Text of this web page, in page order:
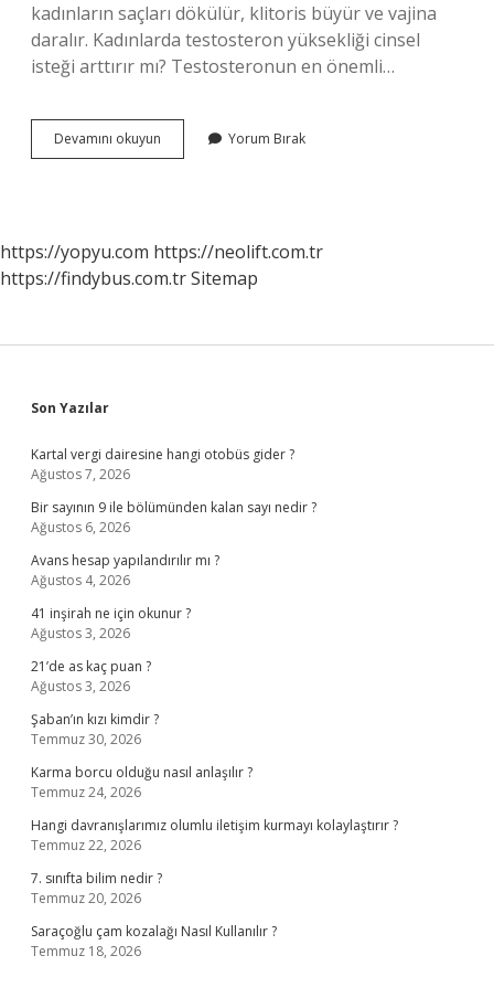
kadınların saçları dökülür, klitoris büyür ve vajina
daralır. Kadınlarda testosteron yüksekliği cinsel
isteği arttırır mı? Testosteronun en önemli…
Devamını okuyun Kadınlarda
Testosteron
Yorum Bırak
https://yopyu.com https://neolift.com.tr
https://findybus.com.trSitemap
Sidebar
Son Yazılar
Kartal vergi dairesine hangi otobüs gider ?
Ağustos 7, 2026
Bir sayının 9 ile bölümünden kalan sayı nedir ?
Ağustos 6, 2026
Avans hesap yapılandırılır mı ?
Ağustos 4, 2026
41 inşirah ne için okunur ?
Ağustos 3, 2026
21’de as kaç puan ?
Ağustos 3, 2026
Şaban’ın kızı kimdir ?
Temmuz 30, 2026
Karma borcu olduğu nasıl anlaşılır ?
Temmuz 24, 2026
Hangi davranışlarımız olumlu iletişim kurmayı kolaylaştırır ?
Temmuz 22, 2026
7. sınıfta bilim nedir ?
Temmuz 20, 2026
Saraçoğlu çam kozalağı Nasıl Kullanılır ?
Temmuz 18, 2026